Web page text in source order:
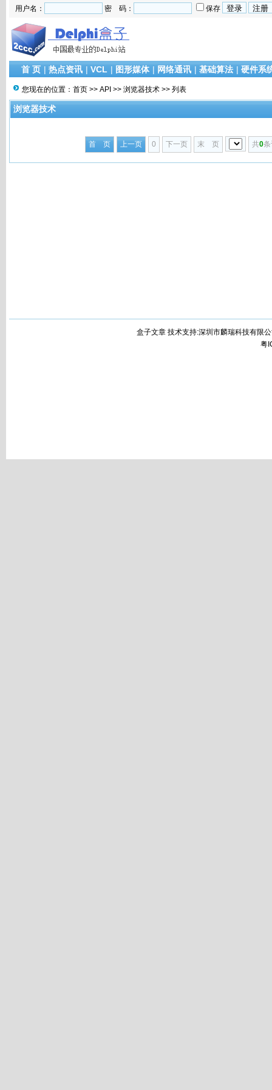
用户名： 密 码： 保存
首 页 | 热点资讯 | VCL | 图形媒体 | 网络通讯 | 基础算法 | 硬件系
您现在的位置： 首页 >> API >> 浏览器技术 >> 列表
浏览器技术
首 页 上一页 0 下一页 末 页 共0
盒子文章 技术支持:深圳市麟瑞科技有限
粤